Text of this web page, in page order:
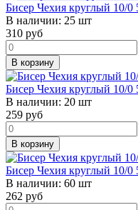
Бисер Чехия круглый 10/0
В наличии: 25 шт
310 руб
В корзину
Бисер Чехия круглый 10/0
В наличии: 20 шт
259 руб
В корзину
Бисер Чехия круглый 10/0
В наличии: 60 шт
262 руб